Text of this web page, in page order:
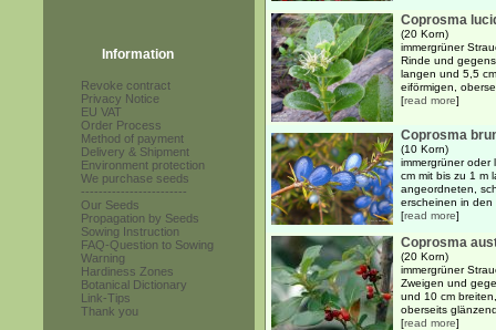
Information
Revoke contract
Privacy Notice
EU VAT
Order Process
Method of payment
Delivery & Shipment
Environment protection
We purchase seeds
------------------------
Our Seeds
Propagation by Seeds
Sowing Instruction
FAQ-Question to Sowing
Warning
Hardiness Zones
Botanical Dictionary
Link-Tips
Thank you
Coprosma
(20 Korn)
immergrüner
Rinde und
langen und 5,5
eiförmigen,
[read more]
Coprosma
(10 Korn)
immergrüner oder
cm mit bis zu 1 m
angeordneten,
erscheinen in den
[read more]
Coprosma
(20 Korn)
immergrüner
Zweigen und
und 10 cm
oberseits
[read more]